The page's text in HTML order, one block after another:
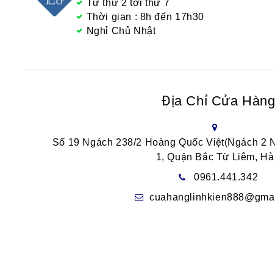
Từ thứ 2 tới thứ 7
Thời gian : 8h đến 17h30
Nghỉ Chủ Nhật
Địa Chỉ Cửa Hàng
Số 19 Ngách 238/2 Hoàng Quốc Việt(Ngách 2
1, Quận Bắc Từ Liêm,
0961.441.342